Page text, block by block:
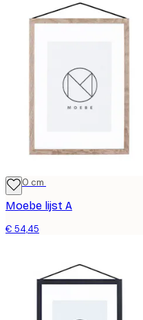
21x30 cm
Moebe lijst A
€ 54,45